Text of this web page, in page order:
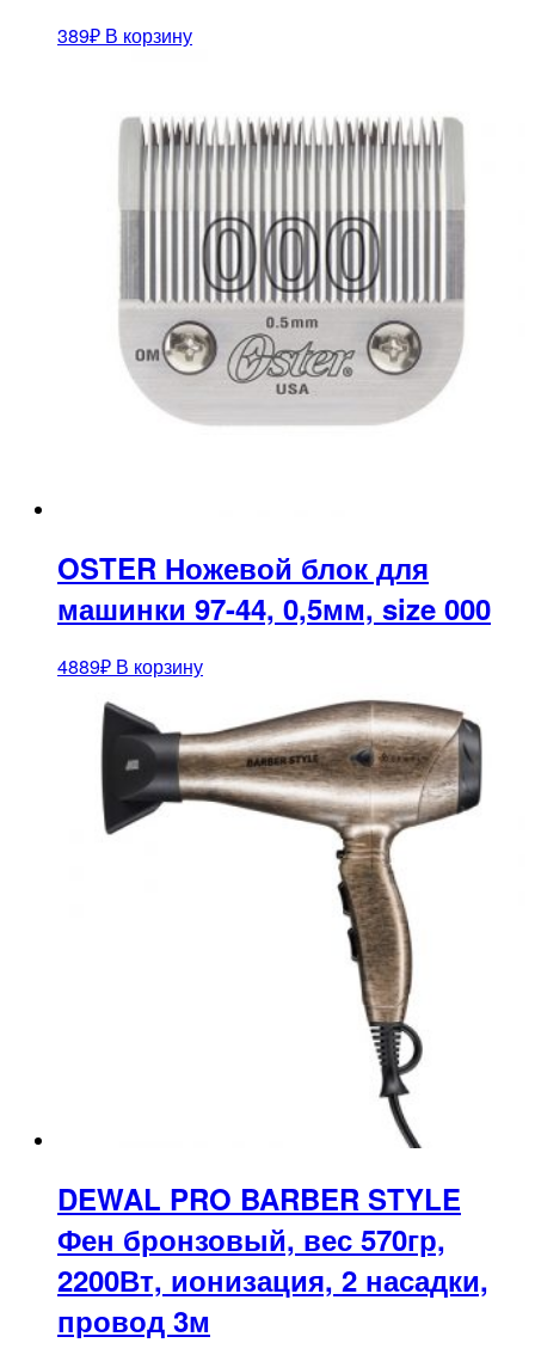
389₽ В корзину
OSTER Ножевой блок для
машинки 97-44, 0,5мм, size 000
4889₽ В корзину
DEWAL PRO BARBER STYLE
Фен бронзовый, вес 570гр,
2200Вт, ионизация, 2 насадки,
провод 3м